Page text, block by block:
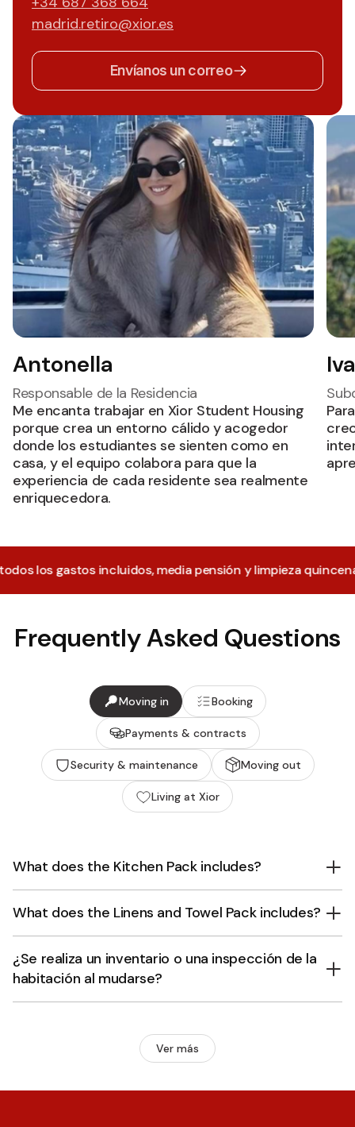
madrid.retiro@xior.es
Envíanos un correo
Antonella
Responsable de la Residencia
Me encanta trabajar en Xior Student Housing
porque crea un entorno cálido y acogedor
donde los estudiantes se sienten como en
casa, y el equipo colabora para que la
experiencia de cada residente sea realmente
enriquecedora.
incluidos, media pensión y limpieza quincenal incluidos
Frequently Asked Questions
Moving in Booking
Payments & contracts
Security & maintenance Moving out
Living at Xior
What does the Kitchen Pack includes?
What does the Linens and Towel Pack includes?
¿Se realiza un inventario o una inspección de la
habitación al mudarse?
Ver más